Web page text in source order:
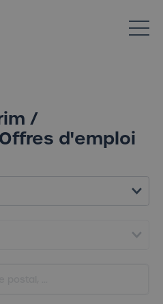
humaines dans l’Horeca
/
d'emploi